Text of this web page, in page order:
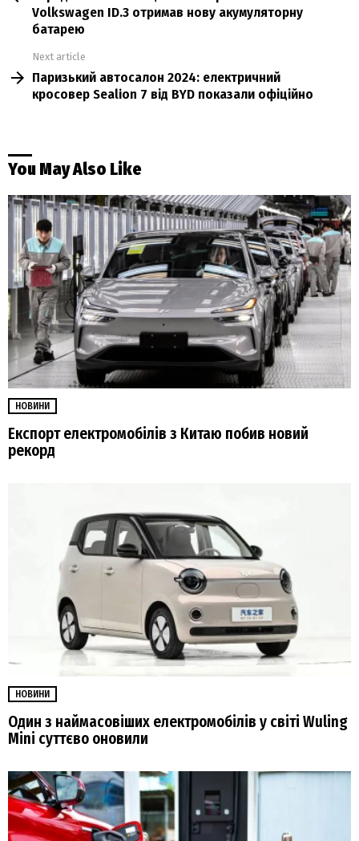
Volkswagen ID.3 отримав нову акумуляторну
батарею
Next article
Паризький автосалон 2024: електричний
кросовер Sealion 7 від BYD показали офіційно
You May Also Like
НОВИНИ
Експорт електромобілів з Китаю побив новий
рекорд
НОВИНИ
Один з наймасовіших електромобілів у світі Wuling
Mini суттєво оновили